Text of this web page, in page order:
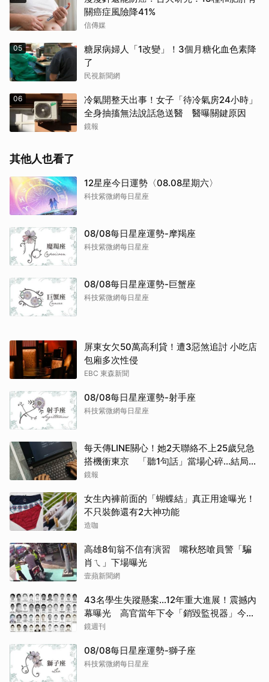
關癌症風險降41%
信傳媒
05
糖尿病婦人「1改變」！3個月糖化血色素降
了
民視新聞網
06
冷氣開整天出事！女子「待冷氣房24小時」
全身抽搐無法說話急送醫 醫曝關鍵原因
鏡報
其他人也看了
12星座今日運勢〈08.08星期六〉
科技紫微網每日星座
08/08每日星座運勢-摩羯座
科技紫微網每日星座
08/08每日星座運勢-巨蟹座
科技紫微網每日星座
屏東女欠50萬高利貸！遭3惡煞追討 小吃店
包廂多次性侵
EBC 東森新聞
08/08每日星座運勢-射手座
科技紫微網每日星座
每天傳LINE關心！她2天聯絡不上25歲兒急
搭機衝東京 「聽1句話」當場心碎...結局看
哭網
鏡報
女生內褲前面的「蝴蝶結」真正用途曝光！
不只裝飾還有2大神功能
造咖
高雄8旬翁不信有演習 嘴秋怒嗆員警「騙
肖ㄟ」下場曝光
壹蘋新聞網
43名學生失蹤懸案...12年重大進展！震撼內
幕曝光 高官當年下令「銷毀監視器」今遭
逮
鏡週刊
08/08每日星座運勢-獅子座
科技紫微網每日星座